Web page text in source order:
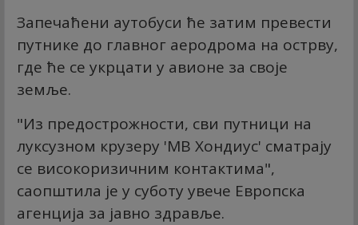
Запечаћени аутобуси ће затим превести
путнике до главног аеродрома на острву,
где ће се укрцати у авионе за своје
земље.
"Из предострожности, сви путници на
луксузном крузеру 'МВ Хондиус' сматрају
се високоризичним контактима",
саопштила је у суботу увече Европска
агенција за јавно здравље.